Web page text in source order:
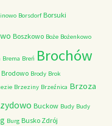
Borsdorf Borsuki
Boszkowo Boże Bożenkowo
Brema Breń Brochów
Brodowo Brody Brok
Brzeziny Brzeźnica Brzoza
Buckow Budy Budy
Burg Busko Zdrój